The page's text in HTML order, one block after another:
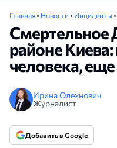
Главная • Новости • Инциденты •
районе
человека,
Ирина Олехнович
Журналист
Добавить в Google